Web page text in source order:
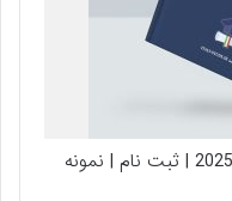
آزمون تولک TOLC I E F | منابع 2025 | ثبت نام | نمونه